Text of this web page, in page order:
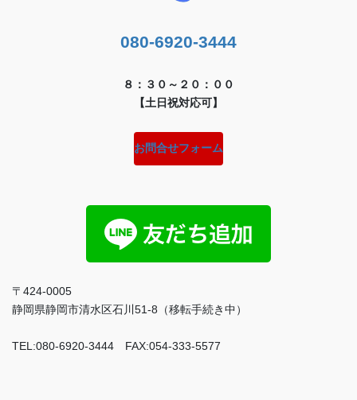
080-6920-3444
８：３０～２０：００
【土日祝対応可】
お問合せフォーム
〒424-0005
静岡県静岡市清水区石川51-8（移転手続き中）
TEL:080-6920-3444 FAX:054-333-5577